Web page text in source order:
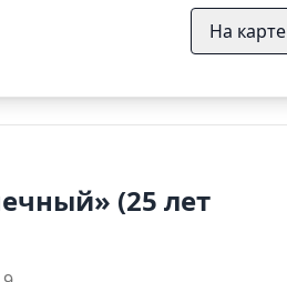
На карте
(25 лет